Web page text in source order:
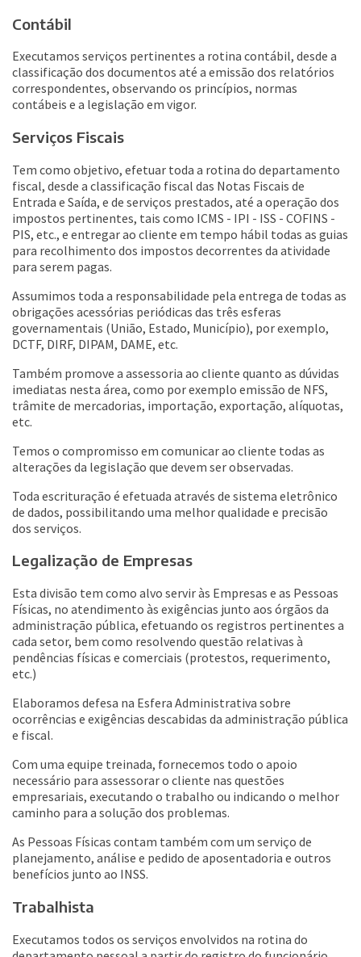
Contábil
Executamos serviços pertinentes a rotina contábil, desde a
classificação dos documentos até a emissão dos relatórios
correspondentes, observando os princípios, normas
contábeis e a legislação em vigor.
Serviços Fiscais
Tem como objetivo, efetuar toda a rotina do departamento
fiscal, desde a classificação fiscal das Notas Fiscais de
Entrada e Saída, e de serviços prestados, até a operação dos
impostos pertinentes, tais como ICMS - IPI - ISS - COFINS -
PIS, etc., e entregar ao cliente em tempo hábil todas as guias
para recolhimento dos impostos decorrentes da atividade
para serem pagas.
Assumimos toda a responsabilidade pela entrega de todas as
obrigações acessórias periódicas das três esferas
governamentais (União, Estado, Município), por exemplo,
DCTF, DIRF, DIPAM, DAME, etc.
Também promove a assessoria ao cliente quanto as dúvidas
imediatas nesta área, como por exemplo emissão de NFS,
trâmite de mercadorias, importação, exportação, alíquotas,
etc.
Temos o compromisso em comunicar ao cliente todas as
alterações da legislação que devem ser observadas.
Toda escrituração é efetuada através de sistema eletrônico
de dados, possibilitando uma melhor qualidade e precisão
dos serviços.
Legalização de Empresas
Esta divisão tem como alvo servir às Empresas e as Pessoas
Físicas, no atendimento às exigências junto aos órgãos da
administração pública, efetuando os registros pertinentes a
cada setor, bem como resolvendo questão relativas à
pendências físicas e comerciais (protestos, requerimento,
etc.)
Elaboramos defesa na Esfera Administrativa sobre
ocorrências e exigências descabidas da administração pública
e fiscal.
Com uma equipe treinada, fornecemos todo o apoio
necessário para assessorar o cliente nas questões
empresariais, executando o trabalho ou indicando o melhor
caminho para a solução dos problemas.
As Pessoas Físicas contam também com um serviço de
planejamento, análise e pedido de aposentadoria e outros
benefícios junto ao INSS.
Trabalhista
Executamos todos os serviços envolvidos na rotina do